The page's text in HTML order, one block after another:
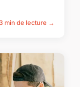
3 min de lecture →